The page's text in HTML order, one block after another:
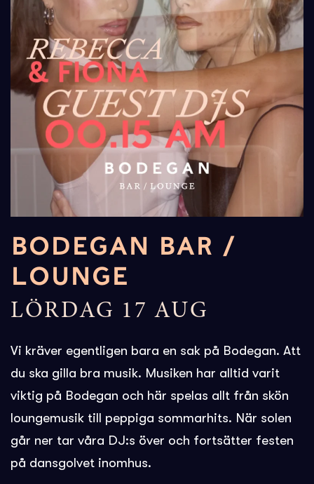
BODEGAN BAR /
LOUNGE
LÖRDAG 17 AUG
Vi kräver egentligen bara en sak på Bodegan. Att
du ska gilla bra musik. Musiken har alltid varit
viktig på Bodegan och här spelas allt från skön
loungemusik till peppiga sommarhits. När solen
går ner tar våra DJ:s över och fortsätter festen
på dansgolvet inomhus.